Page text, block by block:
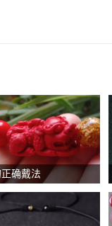
确戴法